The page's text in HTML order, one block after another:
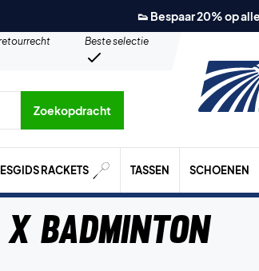
👟 Bespaar 20% op
Beste selectie
Zoekopdracht
RACKETS TASSEN SCHOENEN
X Badminton